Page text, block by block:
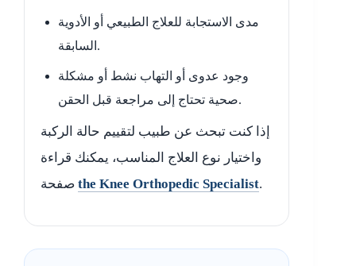
مدى الاستجابة للعلاج الطبيعي أو الأدوية
السابقة.
وجود عدوى أو التهاب نشط أو مشكلة
صحية تحتاج إلى مراجعة قبل الحقن.
إذا كنت تبحث عن طبيب لتقييم حالة الركبة
واختيار نوع العلاج المناسب، يمكنك قراءة
the Knee Orthopedic Specialist.